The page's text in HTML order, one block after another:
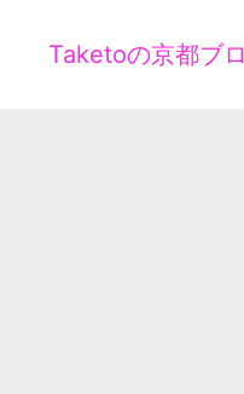
Taketoの京都ブ